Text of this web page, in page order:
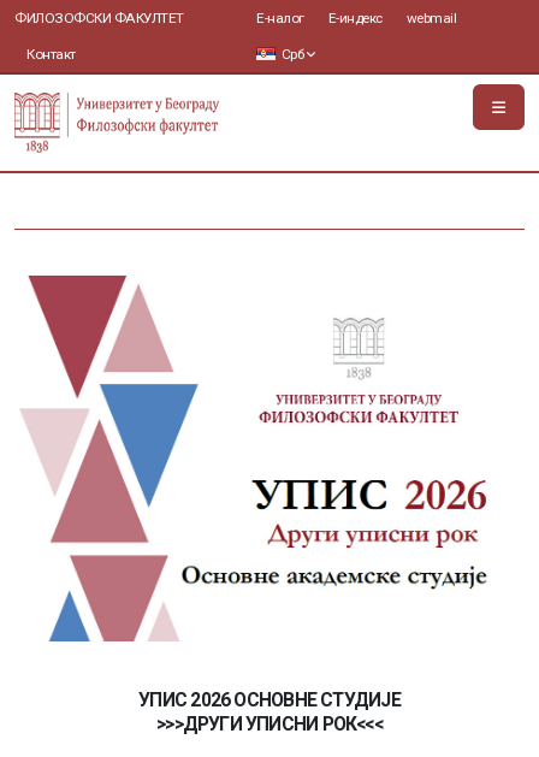
ФИЛОЗОФСКИ ФАКУЛТЕТ
Контакт
Е-налог Е-индекс webmail
Срб
УПИС 2026 ОСНОВНЕ СТУДИЈЕ
>>>ДРУГИ УПИСНИ РОК<<<